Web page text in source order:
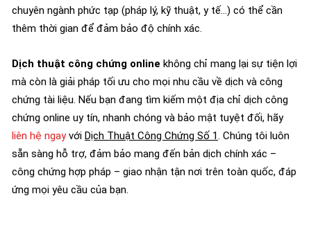
chuyên ngành phức tạp (pháp lý, kỹ thuật, y tế…) có thể cần
thêm thời gian để đảm bảo độ chính xác.
Dịch thuật công chứng online không chỉ mang lại sự tiện lợi
mà còn là giải pháp tối ưu cho mọi nhu cầu về dịch và công
chứng tài liệu. Nếu bạn đang tìm kiếm một địa chỉ dịch công
chứng online uy tín, nhanh chóng và bảo mật tuyệt đối, hãy
liên hệ ngayvới Dịch Thuật Công Chứng Số 1. Chúng tôi luôn
sẵn sàng hỗ trợ, đảm bảo mang đến bản dịch chính xác –
công chứng hợp pháp – giao nhận tận nơi trên toàn quốc, đáp
ứng mọi yêu cầu của bạn.